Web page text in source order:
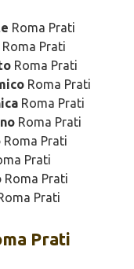
Roma Prati
Roma Prati
Roma Prati
Roma Prati
Roma Prati
Roma Prati
Roma Prati
Prati
Roma Prati
Prati
Prati